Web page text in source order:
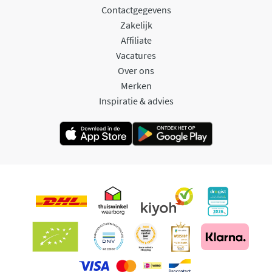
Contactgegevens
Zakelijk
Affiliate
Vacatures
Over ons
Merken
Inspiratie & advies